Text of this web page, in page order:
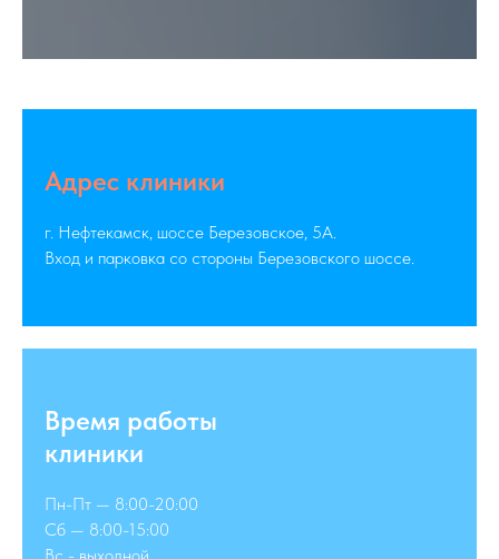
Адрес клиники
г. Нефтекамск, шоссе Березовское, 5А.
Вход и парковка со стороны Березовского шоссе.
Время работы
клиники
Пн-Пт — 8:00-20:00
Сб — 8:00-15:00